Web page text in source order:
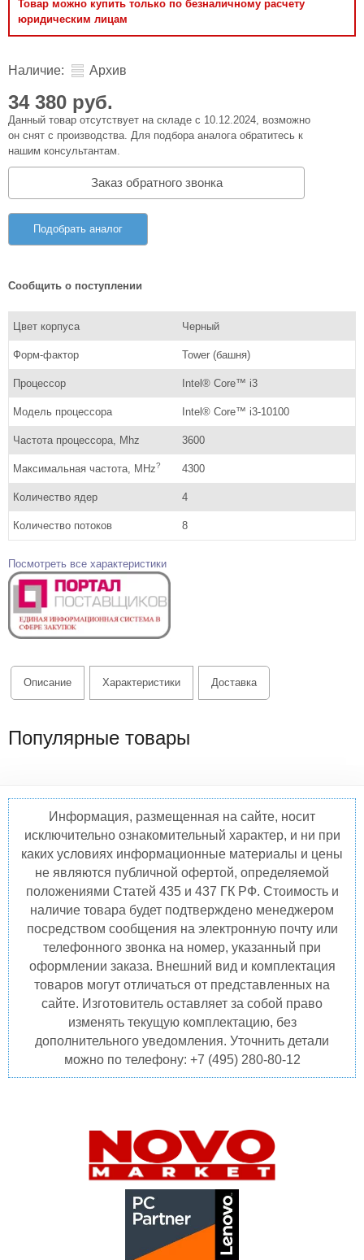
Товар можно купить только по безналичному расчету
юридическим лицам
Наличие: Архив
34 380 руб.
Данный товар отсутствует на складе с 10.12.2024, возможно
он снят с производства. Для подбора аналога обратитесь к
нашим консультантам.
Заказ обратного звонка
Подобрать аналог
Сообщить о поступлении
Цвет корпуса Черный
Форм-фактор Tower (башня)
Процессор Intel® Core™ i3
Модель процессора Intel® Core™ i3-10100
Частота процессора, Mhz 3600
Максимальная частота, MHz? 4300
Количество ядер 4
Количество потоков 8
Посмотреть все характеристики
Описание Характеристики Доставка
Популярные товары
Информация, размещенная на сайте, носит
исключительно ознакомительный характер, и ни при
каких условиях информационные материалы и цены
не являются публичной офертой, определяемой
положениями Статей 435 и 437 ГК РФ. Стоимость и
наличие товара будет подтверждено менеджером
посредством сообщения на электронную почту или
телефонного звонка на номер, указанный при
оформлении заказа. Внешний вид и комплектация
товаров могут отличаться от представленных на
сайте. Изготовитель оставляет за собой право
изменять текущую комплектацию, без
дополнительного уведомления. Уточнить детали
можно по телефону: +7 (495) 280-80-12